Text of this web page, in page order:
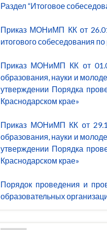
Раздел “Итоговое
Приказ МОНиМП КК от
итогового собеседования
Приказ МОНиМП КК от
образования, науки и
утверждении Порядка
Краснодарском крае»
Приказ МОНиМП КК от
образования, науки и
утверждении Порядка
Краснодарском крае»
Порядок проведения и
образовательных